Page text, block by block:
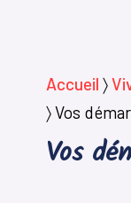
Accueil 〉
〉Vos
Vos